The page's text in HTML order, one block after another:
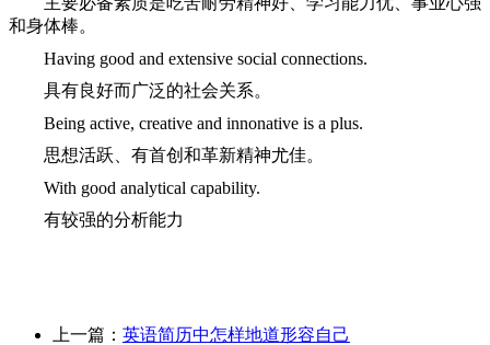
和身体棒。
Having good and extensive social connections.
具有良好而广泛的社会关系。
Being active, creative and innonative is a plus.
思想活跃、有首创和革新精神尤佳。
With good analytical capability.
有较强的分析能力
上一篇： 英语简历中怎样地道形容自己